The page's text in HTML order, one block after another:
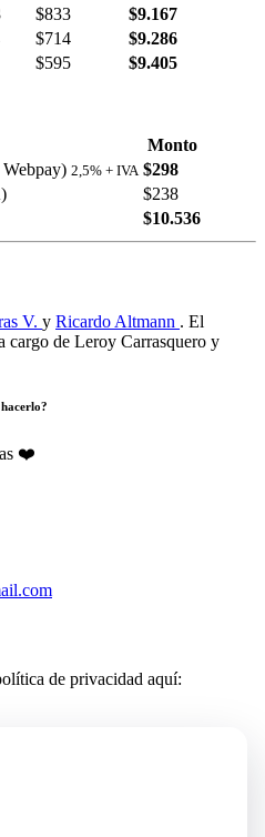
$833
$9.167
$714
$9.286
$595 $9.405
Monto
2,5% + IVA $298
$238
$10.536
V. y Ricardo Altmann . El
cargo de Leroy Carrasquero y
❤️
de privacidad aquí: